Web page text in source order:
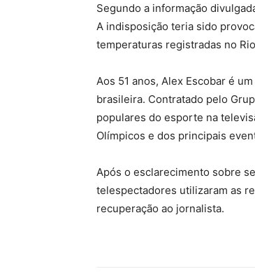
Segundo a informação
A indisposição teria sido
temperaturas registradas no
Aos 51 anos, Alex Escobar é
brasileira. Contratado pelo
populares do esporte na
Olímpicos e dos principais
Após o esclarecimento sobre
telespectadores utilizaram as
recuperação ao jornalista.